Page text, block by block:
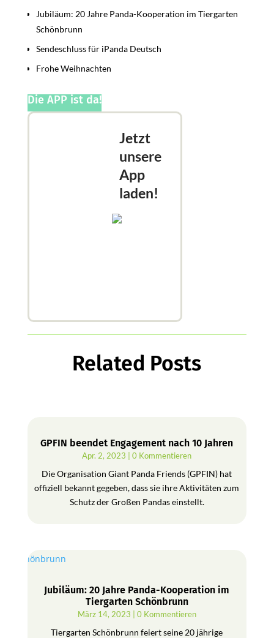
Jubiläum: 20 Jahre Panda-Kooperation im Tiergarten
Schönbrunn
Sendeschluss für iPanda Deutsch
Frohe Weihnachten
Die APP ist da!
Jetzt
unsere
App
laden!
Related Posts
GPFIN beendet Engagement nach 10 Jahren
Apr. 2, 2023 | 0 Kommentieren
Die Organisation Giant Panda Friends (GPFIN) hat
offiziell bekannt gegeben, dass sie ihre Aktivitäten zum
Schutz der Großen Pandas einstellt.
Jubiläum: 20 Jahre Panda-Kooperation im
Tiergarten Schönbrunn
März 14, 2023 | 0 Kommentieren
Tiergarten Schönbrunn feiert seine 20 jährige